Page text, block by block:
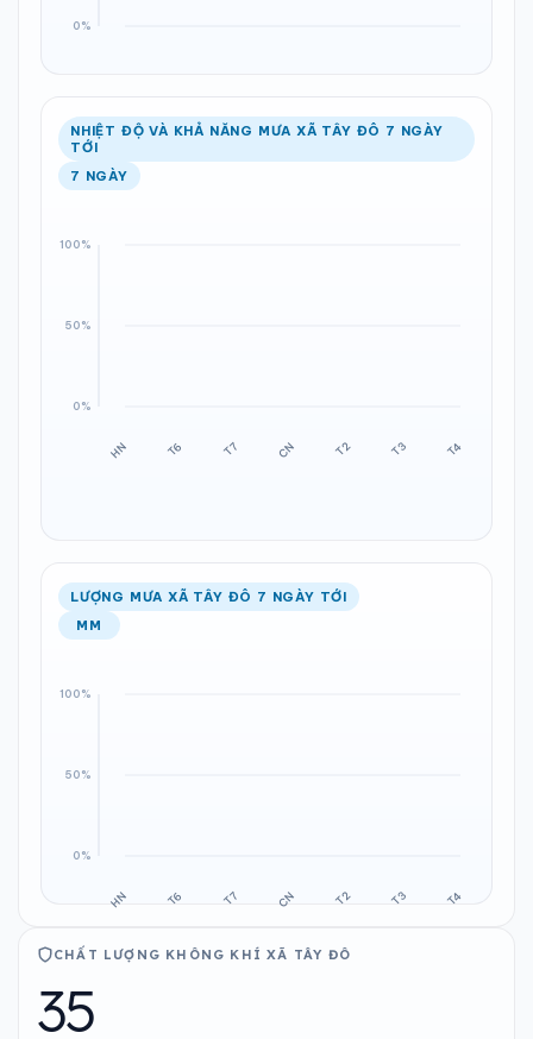
NHIỆT ĐỘ VÀ KHẢ NĂNG MƯA XÃ TÂY ĐÔ 7 NGÀY
TỚI
7 NGÀY
LƯỢNG MƯA XÃ TÂY ĐÔ 7 NGÀY TỚI
MM
CHẤT LƯỢNG KHÔNG KHÍ XÃ TÂY ĐÔ
35